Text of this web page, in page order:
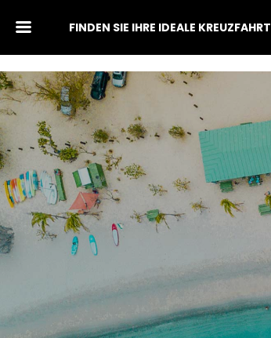
FINDEN SIE IHRE IDEALE KREUZFAHRT